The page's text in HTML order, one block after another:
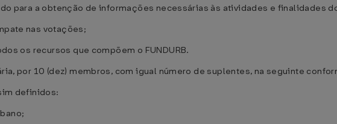
para a obtenção de informações necessárias às atividades e finalidades do
nas votações;
os recursos que compõem o FUNDURB.
por 10 (dez) membros, com igual número de suplentes, na seguinte
definidos: